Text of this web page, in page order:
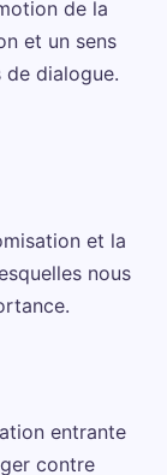
de la
et un sens
de dialogue.
et la
nous
entrante
contre